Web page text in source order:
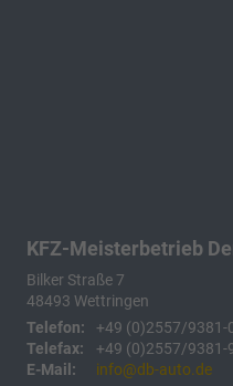
KFZ-Meisterbetrieb
Bilker Straße 7
48493 Wettringen
Telefon:
+49 (0)2557/9381-
Telefax:
+49 (0)2557/9381-
E-Mail:
info@db-auto.de